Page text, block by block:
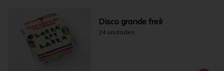
Disco grande freír
24 unidades.